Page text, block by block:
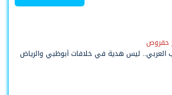
حقروص
العربي.. ليس هدية في خلافات أبوظبي والرياض